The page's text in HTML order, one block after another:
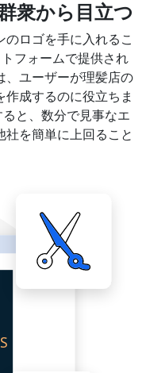
衆から目立つ
ロゴを手に入れるこ
フォームで提供され
、ユーザーが理髪店の
成するのに役立ちま
と、数分で見事なエ
社を簡単に上回ること